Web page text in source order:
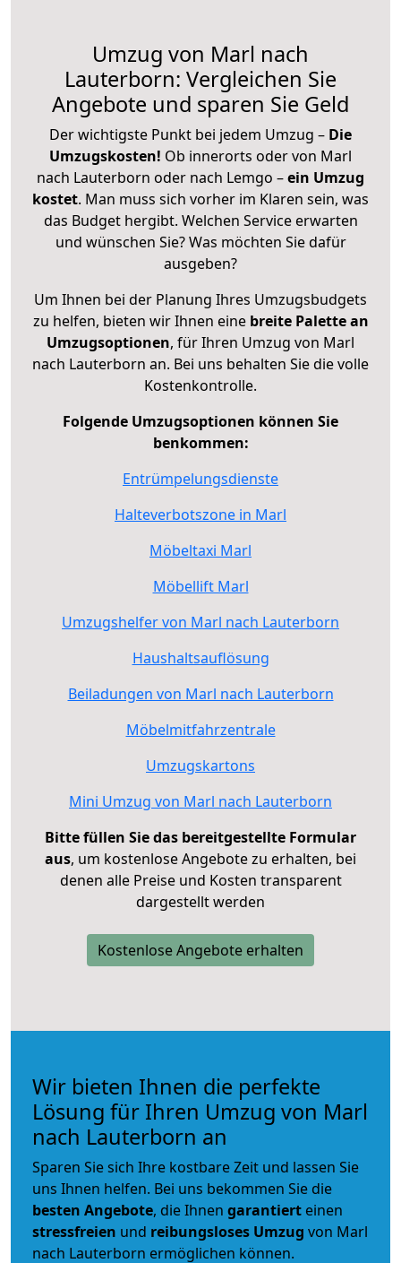
Umzug von Marl nach
Lauterborn: Vergleichen Sie
Angebote und sparen Sie Geld
Der wichtigste Punkt bei jedem Umzug – Die
Umzugskosten! Ob innerorts oder von Marl
nach Lauterborn oder nach Lemgo –ein Umzug
kostet. Man muss sich vorher im Klaren sein, was
das Budget hergibt. Welchen Service erwarten
und wünschen Sie? Was möchten Sie dafür
ausgeben?
Um Ihnen bei der Planung Ihres Umzugsbudgets
zu helfen, bieten wir Ihnen eine breite Palette an
Umzugsoptionen, für Ihren Umzug von Marl
nach Lauterborn an. Bei uns behalten Sie die volle
Kostenkontrolle.
Folgende Umzugsoptionen können Sie
benkommen:
Entrümpelungsdienste
Halteverbotszone in Marl
Möbeltaxi Marl
Möbellift Marl
Umzugshelfer von Marl nach Lauterborn
Haushaltsauflösung
Beiladungen von Marl nach Lauterborn
Möbelmitfahrzentrale
Umzugskartons
Mini Umzug von Marl nach Lauterborn
Bitte füllen Sie das bereitgestellte Formular
aus, um kostenlose Angebote zu erhalten, bei
denen alle Preise und Kosten transparent
dargestellt werden
Kostenlose Angebote erhalten
Wir bieten Ihnen die perfekte
Lösung für Ihren Umzug von Marl
nach Lauterborn an
Sparen Sie sich Ihre kostbare Zeit und lassen Sie
uns Ihnen helfen. Bei uns bekommen Sie die
besten Angebote, die Ihnen garantiert einen
stressfreien und reibungsloses Umzug von Marl
nach Lauterborn ermöglichen können.